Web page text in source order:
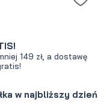
149 zł, a dostawę
w najbliższy dzień